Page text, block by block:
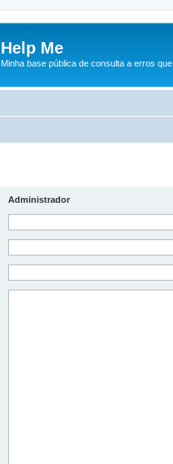
Help Me
Minha base pública de consulta a erros
Administrador